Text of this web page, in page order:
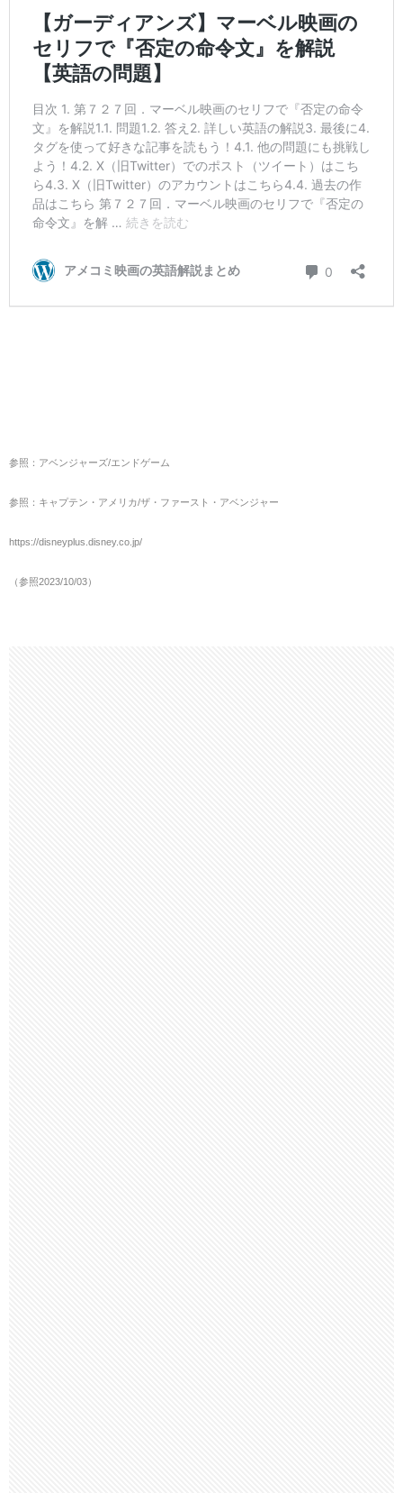
参照：アベンジャーズ/エンドゲーム
参照：キャプテン・アメリカ/ザ・ファースト・アベンジャー
https://disneyplus.disney.co.jp/
（参照2023/10/03）